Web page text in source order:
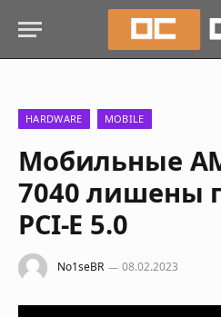
HARDWARE MOBILE
Мобильные
7040 лишены
PCI-E 5.0
No1seBR 08.02.2023